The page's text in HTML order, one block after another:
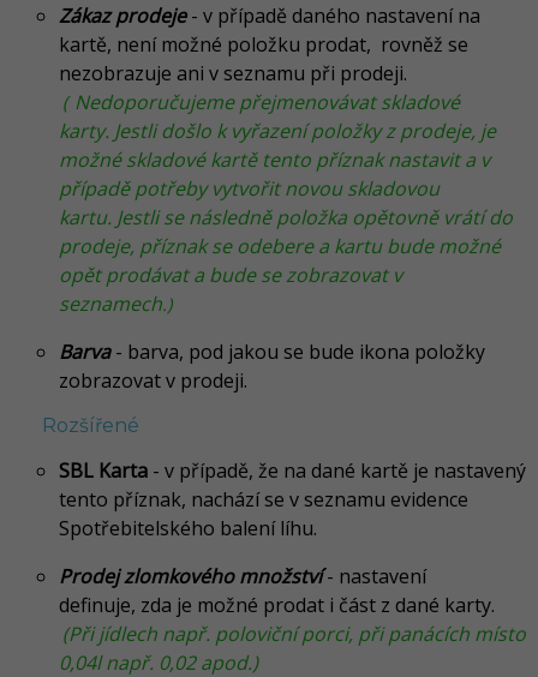
Zákaz prodeje- v případě daného nastavení na
kartě, není možné položku prodat, rovněž se
nezobrazuje ani v seznamu při prodeji.
( Nedoporučujeme přejmenovávat skladové
karty. Jestli došlo k vyřazení položky z prodeje, je
možné skladové kartě tento příznak nastavit a v
případě potřeby vytvořit novou skladovou
kartu. Jestli se následně položka opětovně vrátí do
prodeje, příznak se odebere a kartu bude možné
opět prodávat a bude se zobrazovat v
seznamech.)
Barva- barva, pod jakou se bude ikona položky
zobrazovat v prodeji.
Rozšířené
SBL Karta - v případě, že na dané kartě je nastavený
tento příznak, nachází se v seznamu evidence
Spotřebitelského balení líhu.
Prodej zlomkového množství- nastavení
definuje, zda je možné prodat i část z dané karty.
(Při jídlech např. poloviční porci, při panácích místo
0,04l např. 0,02 apod.)